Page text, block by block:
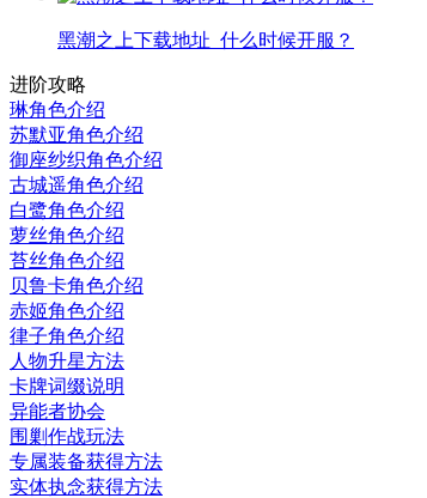
黑潮之上下载地址_什么时候开服？
进阶攻略
琳角色介绍
苏默亚角色介绍
御座纱织角色介绍
古城遥角色介绍
白鹭角色介绍
萝丝角色介绍
苔丝角色介绍
贝鲁卡角色介绍
赤姬角色介绍
律子角色介绍
人物升星方法
卡牌词缀说明
异能者协会
围剿作战玩法
专属装备获得方法
实体执念获得方法